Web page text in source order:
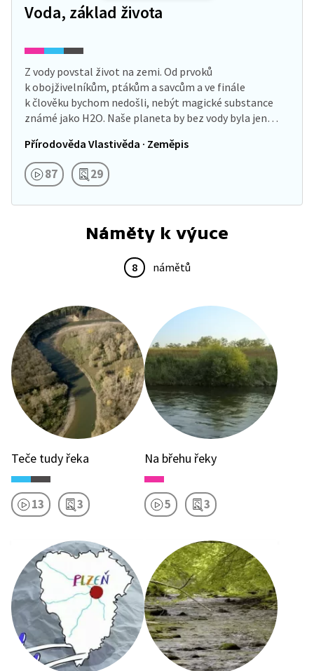
Voda, základ života
Z vody povstal život na zemi. Od prvoků
k obojživelníkům, ptákům a savcům a ve finále
k člověku bychom nedošli, nebýt magické substance
známé jako H2O. Naše planeta by bez vody byla jen
Přírodověda Vlastivěda · Zeměpis
87 29
Náměty k výuce
8 námětů
Teče tudy řeka
13 3
Na břehu řeky
5 3